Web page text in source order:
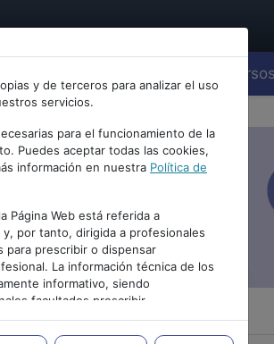
Cursos
y de terceros para analizar el uso
servicios.
para el funcionamiento de la
Puedes aceptar todas las cookies,
información en nuestra Política de
Página Web está referida a
por tanto, dirigida a profesionales
para prescribir o dispensar
La información técnica de los
informativo, siendo
facultados prescribir
caso concreto, el tratamiento más
PUBLICIDAD